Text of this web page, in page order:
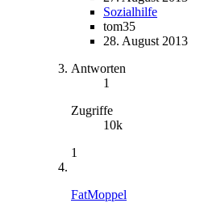
Sozialhilfe
tom35
28. August 2013
Antworten
1
Zugriffe
10k
1
FatMoppel